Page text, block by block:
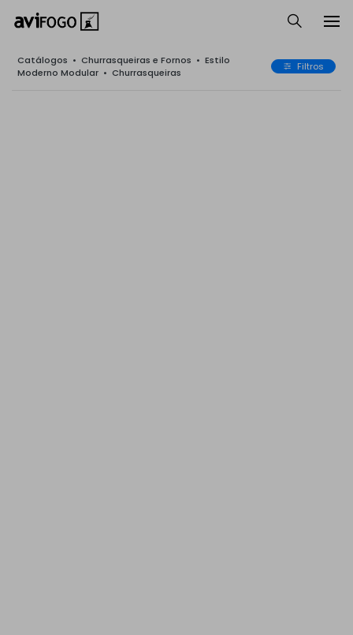
Catálogos • Churrasqueiras e Fornos • Estilo
Moderno Modular • Churrasqueiras Filtros